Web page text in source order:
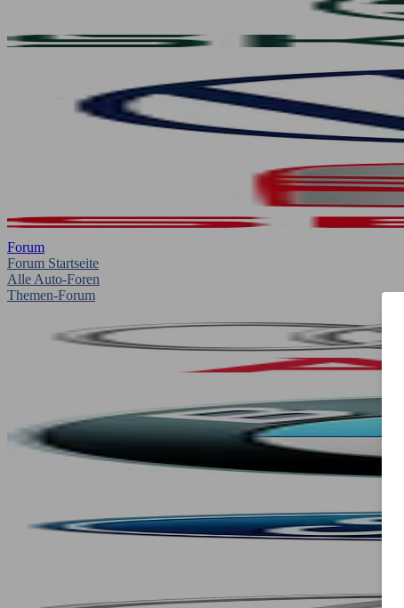
Forum
Forum Startseite
Alle Auto-Foren
Themen-Forum